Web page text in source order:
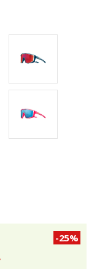
-25%